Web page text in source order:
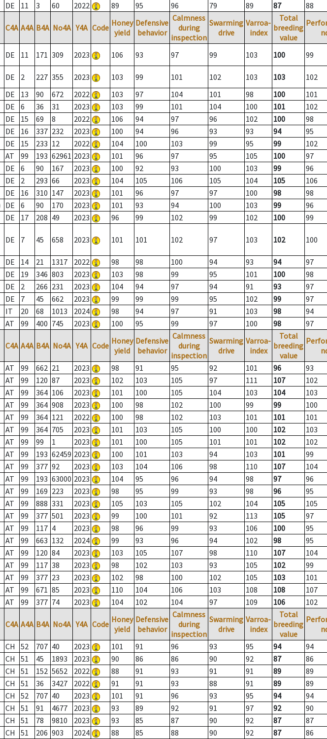
DE 11 3 60 2022 89 95 96 79 89 87 88
C4A A4A B4A No4A Y4A Code Honey
yield
Defensive
behavior
Calmness
during
inspection
Swarming
drive
Varroa-
index
Total
breeding
value
DE 11 171 309 2023 106 93 97 99 103 100 99
DE 2 227 355 2023 103 99 101 102 103 103
102
DE 13 90 672 2022 103 97 104 101 98 100
101
DE 6 36 31 2023 103 99 101 104 100 101
102
DE 15 69 8 2022 106 94 97 96 102 100
98
DE 16 337 232 2023 100 94 96 93 93 94
95
DE 15 233 12 2022 104 100 103 99 95 99
102
AT 99 193 62961 2023 101 96 97 95 105 100
97
DE 6 90 167 2023 100 92 93 100 103 99
96
DE 2 293 66 2023 104 105 106 105 104 105
106
DE 16 310 147 2023 101 96 97 97 100 98
98
DE 6 90 170 2023 101 93 94 100 103 99
96
DE 17 208 49 2023 96 99 102 99 102 100 99
DE 7 45 658 2023 101 101 102 97 103 102 100
DE 14 21 1317 2022 98 98 100 94 93 94
97
DE 19 346 803 2023 103 98 99 95 101 100
98
DE 2 266 231 2023 104 94 97 94 91 93
97
DE 7 45 662 2023 99 99 99 95 102 99
97
IT 20 68 1013 2024 98 94 97 91 103 98
94
AT 99 400 745 2023 100 95 99 97 100 98 97
C4A A4A B4A No4A Y4A Code Honey
yield
Defensive
behavior
Calmness
during
inspection
Swarming
drive
Varroa-
index
Total
breeding
value
AT 99 662 21 2023 98 91 95 92 101 96
93
AT 99 120 87 2023 102 103 105 97 111 107
102
AT 99 364 106 2023 101 100 105 104 103 104
103
AT 99 364 908 2023 100 98 102 100 99 99
100
AT 99 364 121 2022 100 98 102 103 101 101
101
AT 99 364 705 2023 101 103 105 100 100 102
103
AT 99 99 1 2023 101 100 105 101 101 102
102
AT 99 193 62459 2023 100 101 103 94 103 101
99
AT 99 377 92 2023 103 104 106 98 110 107
104
AT 99 193 63000 2023 104 95 96 94 98 97
96
AT 99 169 223 2023 98 95 99 93 98 96
95
AT 99 888 331 2023 105 103 105 102 104 105
105
AT 99 377 501 2023 99 100 101 92 113 105
97
AT 99 117 4 2023 98 96 99 93 106 100
95
AT 99 663 132 2024 99 93 96 94 102 98
95
AT 99 120 84 2023 103 105 107 98 110 107
104
AT 99 117 38 2023 98 102 103 93 105 102
99
AT 99 377 23 2023 102 98 100 102 105 103
101
AT 99 671 85 2023 110 104 106 103 108 108
107
AT 99 377 74 2023 104 102 104 97 109 106 102
C4A A4A B4A No4A Y4A Code Honey
yield
Defensive
behavior
Calmness
during
inspection
Swarming
drive
Varroa-
index
Total
breeding
value
CH 52 707 40 2023 101 91 96 93 95 94
94
CH 51 45 1893 2023 90 86 86 90 92 87
86
CH 51 152 5652 2022 88 91 93 91 91 89
89
CH 51 36 3427 2022 91 91 93 88 91 89
89
CH 52 707 40 2023 101 91 96 93 95 94
94
CH 51 91 4677 2023 93 89 92 91 97 92
90
CH 51 78 9810 2023 93 85 87 90 92 87
87
CH 51 206 903 2024 88 85 88 90 92 87 86